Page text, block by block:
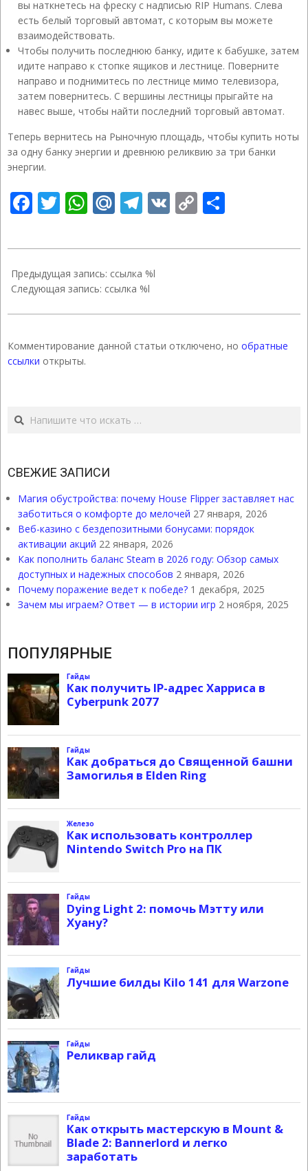
вы наткнетесь на фреску с надписью RIP Humans. Слева
есть белый торговый автомат, с которым вы можете
взаимодействовать.
Чтобы получить последнюю банку, идите к бабушке, затем
идите направо к стопке ящиков и лестнице. Поверните
направо и поднимитесь по лестнице мимо телевизора,
затем повернитесь. С вершины лестницы прыгайте на
навес выше, чтобы найти последний торговый автомат.
Теперь вернитесь на Рыночную площадь, чтобы купить ноты
за одну банку энергии и древнюю реликвию за три банки
энергии.
Facebook
Twitter
WhatsApp
Mail.Ru
Telegram
VK Copy
11-
06
Предыдущая запись: ссылка %l
Следующая запись: ссылка %l
Комментирование данной статьи отключено, но обратные
ссылки открыты.
Поиск
СВЕЖИЕ ЗАПИСИ
Магия обустройства: почему House Flipper заставляет нас
заботиться о комфорте до мелочей 27 января, 2026
Веб-казино с бездепозитными бонусами: порядок
активации акций 22 января, 2026
Как пополнить баланс Steam в 2026 году: Обзор самых
доступных и надежных способов 2 января, 2026
Почему поражение ведет к победе? 1 декабря, 2025
Зачем мы играем? Ответ — в истории игр 2 ноября, 2025
ПОПУЛЯРНЫЕ